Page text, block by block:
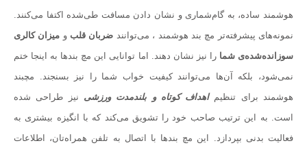
هوشمند ساده، به گام‌شماری و نشان دادن مسافت طی‌شده اکتفا می‌کنند.
نمونه‌های پیشرفته‌تر مچ بند هوشمند ، می‌توانند ضربان قلب و میزان کالری
سوزانده‌شده‌ی شما را نیز نشان دهند. اما توانایی این مچ بندها به اینجا ختم
نمی‌شود، بلکه آن‌ها می‌توانند کیفیت خواب شما را نیز بسنجند. مچبند
هوشمند برای تنظیماهداف کوتاه و بلندمدت ورزشی نیز طراحی شده
است. به این ترتیب صاحب خود را تشویق می‌کند که با انگیزه بیشتری به
فعالیت بدنی بپردازد. این مچ بندها با اتصال به تلفن همراه‌تان، اطلاعات